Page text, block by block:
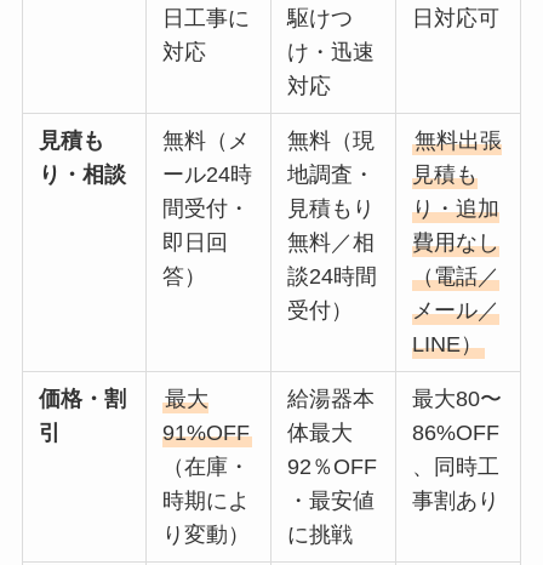
日工事に
対応
駆けつ
け・迅速
対応
日対応可
見積も
り・相談
無料（メ
ール24時
間受付・
即日回
答）
無料（現
地調査・
見積もり
無料／相
談24時間
受付）
無料出張
見積も
り・追加
費用なし
（電話／
メール／
LINE）
価格・割
引
最大
91%OFF
（在庫・
時期によ
り変動）
給湯器本
体最大
92％OFF
・最安値
に挑戦
最大80〜
86%OFF
、同時工
事割あり